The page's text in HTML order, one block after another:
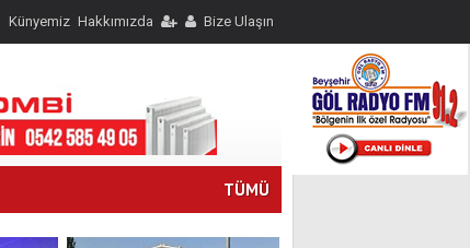
Künyemiz Hakkımızda Bize Ulaşın
TÜMÜ